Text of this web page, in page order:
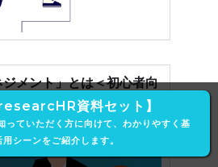
メント」とは＜初心者向
導入ポイントを徹底解説＞
researcHR資料セット】
ていただく方に向けて、わかりやすく基
シーンをご紹介します。